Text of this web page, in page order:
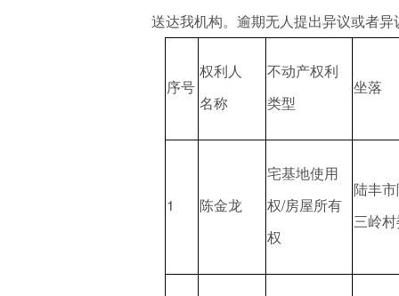
送达我机构。逾期无人提出异议或者
序号
权利人
名称
不动产权利
类型
坐落
1 陈金龙
宅基地使用
权/房屋所有
权
陆丰
三岭